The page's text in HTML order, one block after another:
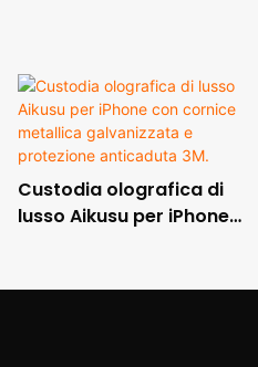
Custodia olografica di
lusso Aikusu per iPhone
protezione anticaduta